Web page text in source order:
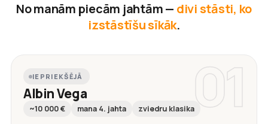
No manām piecām jahtām — divi stāsti, ko
izstāstīšu sīkāk.
01
IEPRIEKŠĒJĀ
Albin Vega
~10 000 € mana 4. jahta zviedru klasika